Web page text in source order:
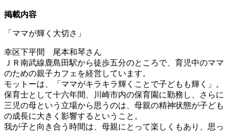
掲載内容
「ママが輝く大切さ」
幸区下平間 尾本和琴さん
ＪＲ南武線鹿島田駅から徒歩五分のところで、育児中のママ
のための親子カフェを経営しています。
モットーは、「ママがキラキラ輝くことで子どもも輝く」。
保育士として十六年間、川崎市内の保育園に勤務し、さらに
三児の母という立場から思うのは、母親の精神状態が子ども
の成長に大きく影響するということ。
我が子と向き合う時間は、母親にとって楽しくもあり、思っ